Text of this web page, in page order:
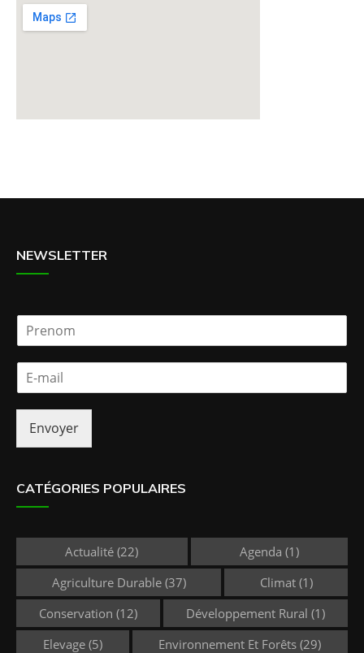
NEWSLETTER
l
Envoyer
CATÉGORIES POPULAIRES
Actualité (22) Agenda (1)
Agriculture Durable(37) Climat(1)
Conservation (12) Développement Rural (1)
Elevage(5) Environnement Et Forêts (29)